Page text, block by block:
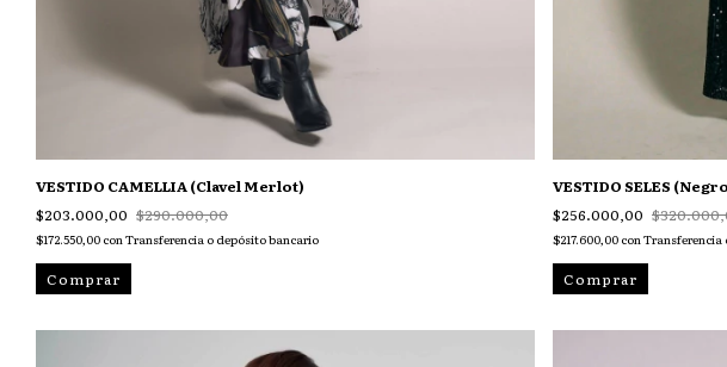
VESTIDO CAMELLIA (Clavel Merlot)
$203.000,00 $290.000,00
$172.550,00 conTransferencia o depósito bancario
Comprar
VESTIDO SELES
$256.000,00
$217.600,00 conTransferencia
Comprar